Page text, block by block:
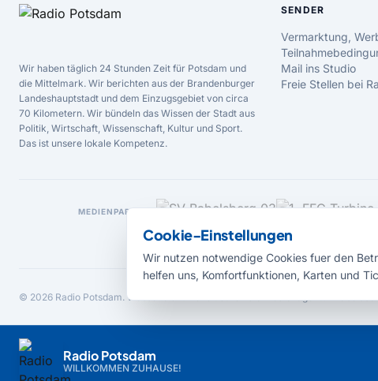
Radio Potsdam
WILLKOMMEN ZUHAUSE!
Wir haben täglich 24 Stunden Zeit für Potsdam und
die Mittelmark. Wir berichten aus der Brandenburger
Landeshauptstadt und dem Einzugsgebiet von circa
70 Kilometern. Wir bündeln das Wissen der Stadt aus
Politik, Wirtschaft, Wissenschaft, Kultur und Sport.
Das ist unsere lokale Kompetenz.
SENDER
Vermarktung,
Mail ins Studio
Freie Stellen bei
MEDIENPARTNER
© 2026 Radio Potsdam. Webseite entwickelt durch dieMedienagentur
Cookie-Einstellungen
Wir nutzen notwendige Cookies fuer den
helfen uns, Komfortfunktionen, Karten und